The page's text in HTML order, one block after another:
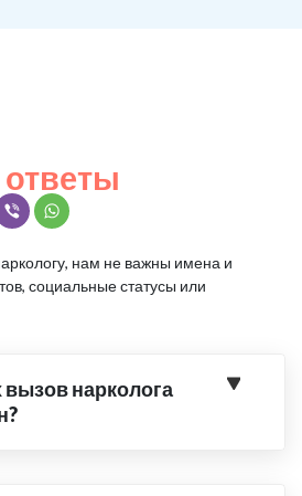
ответы
нам не важны имена и
социальные статусы или
вызов нарколога